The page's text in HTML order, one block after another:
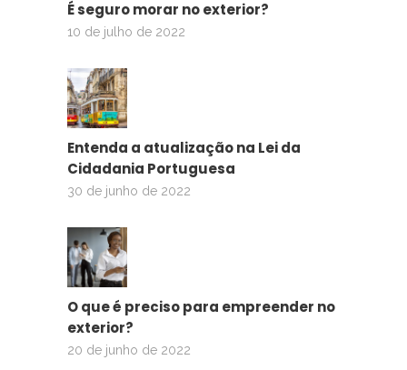
É seguro morar no exterior?
10 de julho de 2022
Entenda a atualização na Lei da
Cidadania Portuguesa
30 de junho de 2022
O que é preciso para empreender no
exterior?
20 de junho de 2022